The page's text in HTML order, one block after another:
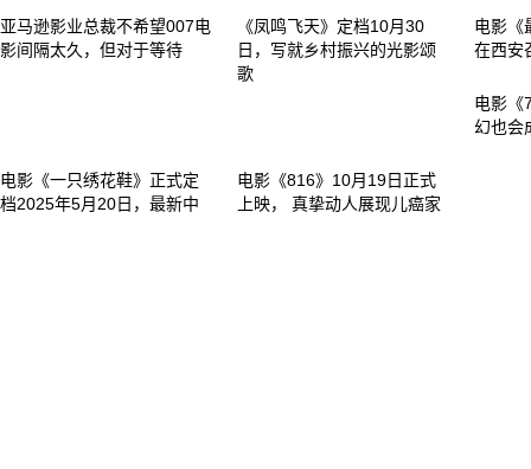
亚马逊影业总裁不希望007电
影间隔太久，但对于等待
《凤鸣飞天》定档10月30
日，写就乡村振兴的光影颂
歌
电影《
在西安
电影《
幻也会
电影《一只绣花鞋》正式定
档2025年5月20日，最新中
电影《816》10月19日正式
上映， 真挚动人展现儿癌家